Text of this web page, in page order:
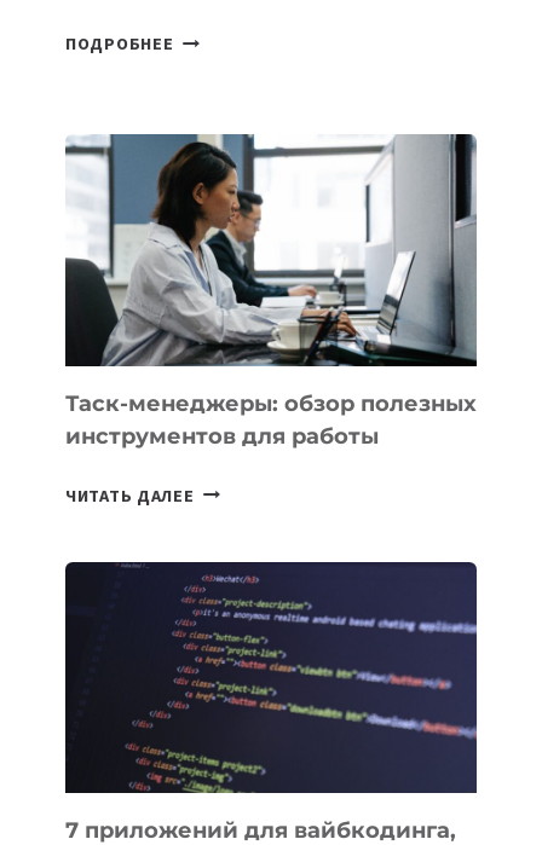
ПОДРОБНЕЕ
КОТОРЫЕ
РАЗВИВАЮТ
ТЕХНОЛОГИЧЕСКОЕ
ОБРАЗОВАНИЕ
ТАДЖИКИСТАНА
Таск-менеджеры: обзор полезных
инструментов для работы
ЧИТАТЬ ДАЛЕЕ ТАСК-
ПОЛЕЗНЫХ
ИНСТРУМЕНТОВ
ДЛЯ
РАБОТЫ
7 приложений для вайбкодинга,